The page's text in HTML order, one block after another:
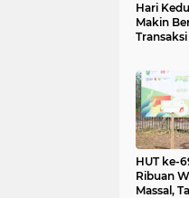
Hari
Makin
HUT ke-
Ribuan
Massal,